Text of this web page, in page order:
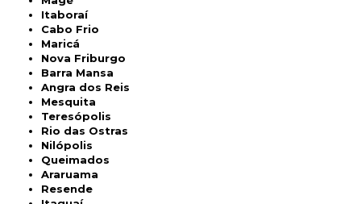
Itaboraí
Cabo Frio
Maricá
Nova Friburgo
Barra Mansa
Angra dos Reis
Mesquita
Teresópolis
Rio das Ostras
Nilópolis
Queimados
Araruama
Resende